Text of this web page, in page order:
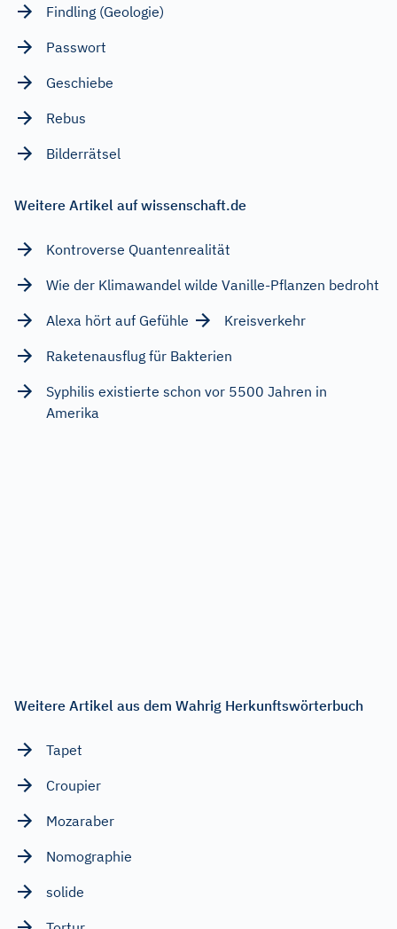
Findling (Geologie)
Passwort
Geschiebe
Rebus
Bilderrätsel
Weitere Artikel auf wissenschaft.de
Kontroverse Quantenrealität
Wie der Klimawandel wilde Vanille-Pflanzen bedroht
Alexa hört auf Gefühle
Kreisverkehr
Raketenausflug für Bakterien
Syphilis existierte schon vor 5500 Jahren in
Amerika
Weitere Artikel aus dem Wahrig Herkunftswörterbuch
Tapet
Croupier
Mozaraber
Nomographie
solide